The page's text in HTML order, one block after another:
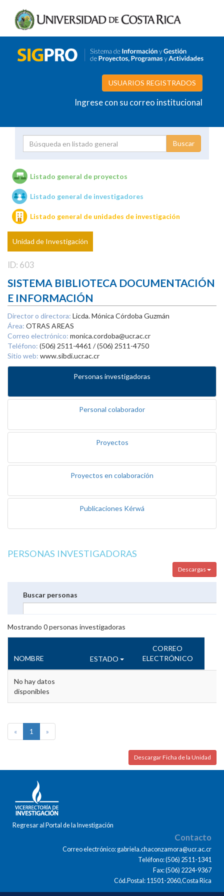
USUARIOS REGISTRADOS
Ingrese con su correo institucional
Unidades de investigación
Listado general de proyectos
Listado general de investigadores
Listado general de unidades de investigación
Unidad de Investigación
ID: 603
SISTEMA BIBLIOTECA DOCUMENTACIÓN
E INFORMACIÓN
Director o directora: Licda. Mónica Córdoba Guzmán
Área: OTRAS AREAS
Correo electrónico: monica.cordoba@ucr.ac.cr
Teléfono: (506) 2511-4461 / (506) 2511-4750
Sitio web: www.sibdi.ucr.ac.cr
Personas investigadoras
Personal colaborador
Proyectos
Proyectos en colaboración
Publicaciones Kérwá
PERSONAS INVESTIGADORAS
Descargas
Buscar personas
Mostrando 0personas investigadoras
NOMBRE ESTADO
CORREO
ELECTRÓNICO
No hay datos
disponibles
« 1 »
Descargar Ficha de la Unidad
Regresar al Portal de la Investigación
Contacto
Correo electrónico: gabriela.chaconzamora@ucr.ac.cr
Teléfono: (506) 2511-1341
Fax: (506) 2224-9367
Cód.Postal: 11501-2060,Costa Rica